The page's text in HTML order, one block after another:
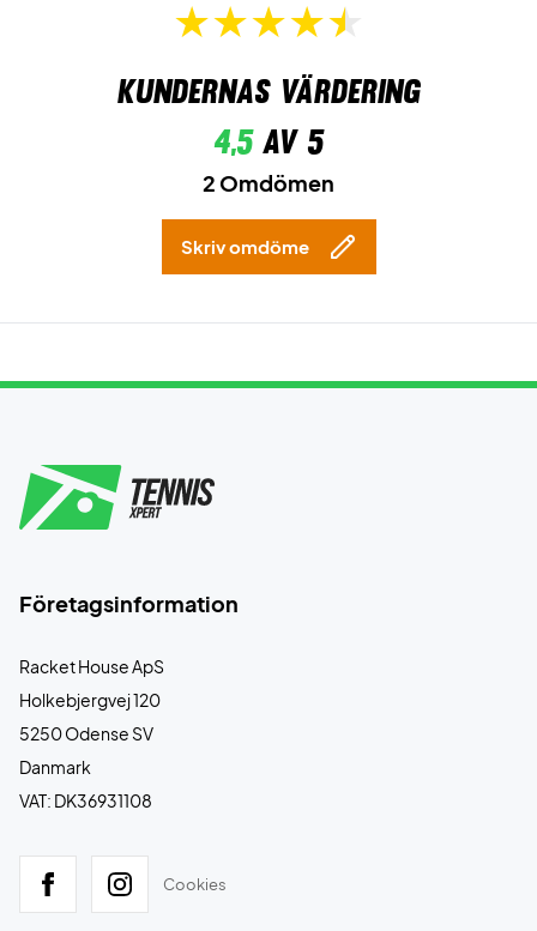
Kundernas värdering
4,5av 5
2 Omdömen
Skriv omdöme
Företagsinformation
Racket House ApS
Holkebjergvej 120
5250 Odense SV
Danmark
VAT: DK36931108
Cookies